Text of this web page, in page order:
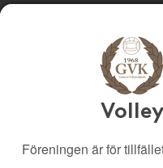
Köp genom denna
Bli medlem
Föreningen är för